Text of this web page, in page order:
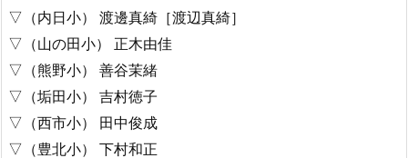
▽（内日小） 渡邊真綺［渡辺真綺］
▽（山の田小） 正木由佳
▽（熊野小） 善谷茉緒
▽（垢田小） 吉村徳子
▽（西市小） 田中俊成
▽（豊北小） 下村和正